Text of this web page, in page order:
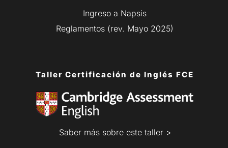
Ingreso a Napsis
Reglamentos (rev. Mayo 2025)
Taller Certificación de Inglés FCE
Saber más sobre este taller >